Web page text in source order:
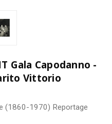
Gala Capodanno -
Vittorio
(1860-1970) Reportage